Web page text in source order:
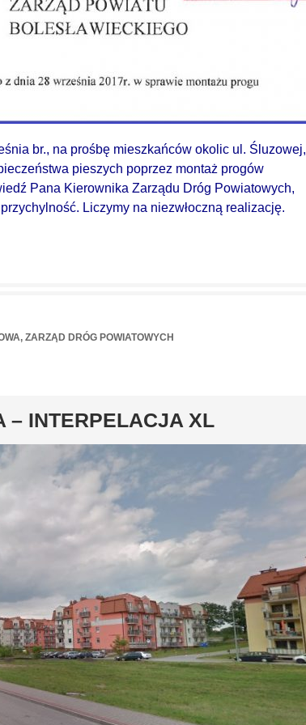
br., na prośbę mieszkańców okolic ul. Śluzowej,
pieszych poprzez montaż progów
Pana Kierownika Zarządu Dróg Powiatowych,
Liczymy na niezwłoczną realizację.
, ZARZĄD DRÓG POWIATOWYCH
– INTERPELACJA XL